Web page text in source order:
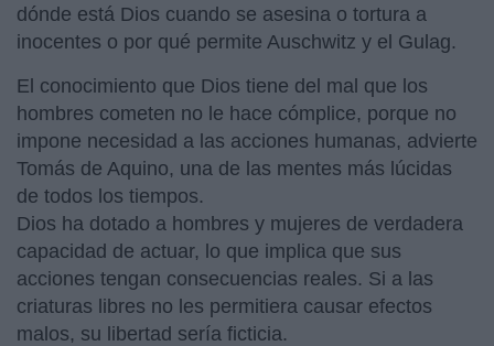
dónde está Dios cuando se asesina o tortura a
inocentes o por qué permite Auschwitz y el Gulag.
El conocimiento que Dios tiene del mal que los
hombres cometen no le hace cómplice, porque no
impone necesidad a las acciones humanas, advierte
Tomás de Aquino, una de las mentes más lúcidas
de todos los tiempos.
Dios ha dotado a hombres y mujeres de verdadera
capacidad de actuar, lo que implica que sus
acciones tengan consecuencias reales. Si a las
criaturas libres no les permitiera causar efectos
malos, su libertad sería ficticia.